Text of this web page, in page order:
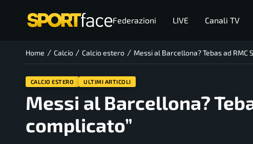
Federazioni LIVE Canali TV
Home / Calcio / Calcio estero / Messi al Barcellona? Tebas ad RMC
CALCIO ESTERO ULTIMI ARTICOLI
Messi al Barcellona?
complicato”